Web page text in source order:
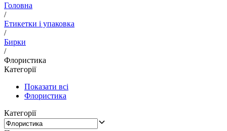
Головна
/
Етикетки і упаковка
/
Бирки
/
Флористика
Категорії
Показати всі
Флористика
Категорії